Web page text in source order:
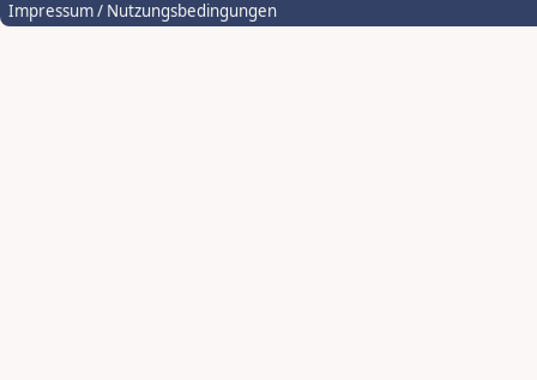
Impressum / Nutzungsbedingungen